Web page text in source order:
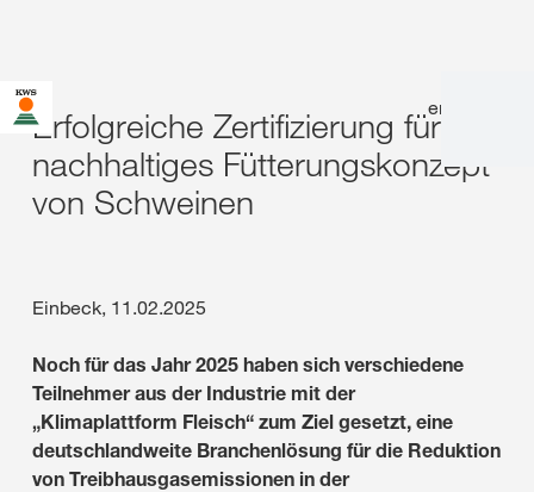
en
Erfolgreiche Zertifizierung für
nachhaltiges Fütterungskonzept
von Schweinen
Einbeck, 11.02.2025
Noch für das Jahr 2025 haben sich verschiedene
Teilnehmer aus der Industrie mit der
„Klimaplattform Fleisch“ zum Ziel gesetzt, eine
deutschlandweite Branchenlösung für die Reduktion
von Treibhausgasemissionen in der